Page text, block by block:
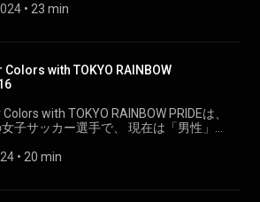
ー3人組、ミュータントウェーブをお迎
• 23 min
Colors with TOKYO RAINBOW
with TOKYO RAINBOW PRIDEは、
子サッカー選手で、 現在は「男性」と
タントウェーブをお迎えします。
• 20 min